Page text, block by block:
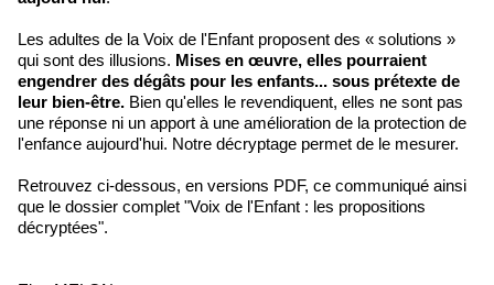
Les adultes de la Voix de l'Enfant proposent des « solutions »
qui sont des illusions. Mises en œuvre, elles pourraient
engendrer des dégâts pour les enfants... sous prétexte de
leur bien-être. Bien qu'elles le revendiquent, elles ne sont pas
une réponse ni un apport à une amélioration de la protection de
l'enfance aujourd'hui. Notre décryptage permet de le mesurer.
Retrouvez ci-dessous, en versions PDF, ce communiqué ainsi
que le dossier complet "Voix de l'Enfant : les propositions
décryptées".